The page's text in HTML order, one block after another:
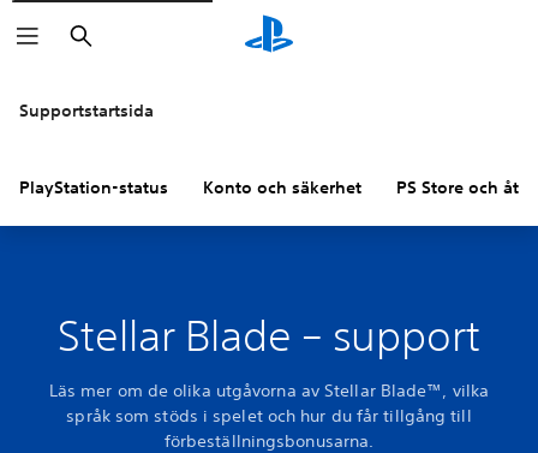
Sök
Supportstartsida
PlayStation-status Konto och säkerhet PS Store och
Stellar Blade – support
Läs mer om de olika utgåvorna av Stellar Blade™, vilka
språk som stöds i spelet och hur du får tillgång till
förbeställningsbonusarna.